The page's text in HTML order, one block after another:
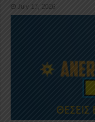
July 17, 2026